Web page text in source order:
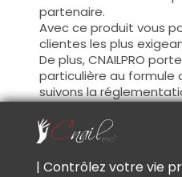
partenaire.
Avec ce produit vous
clientes les plus
De plus, CNAILPRO
particulière au formule
suivons la
garantissons la
Ceci pour garantir une
optimale.
| Contrôlez votre vie